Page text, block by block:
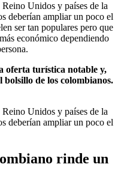
Unidos y países de la
deberían ampliar un poco el
ser tan populares pero que
económico dependiendo
oferta turística notable y,
bolsillo de los colombianos.
Unidos y países de la
deberían ampliar un poco el
rinde un